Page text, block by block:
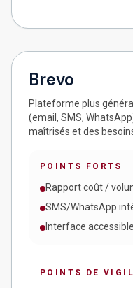
Brevo
Plateforme plus
(email, SMS,
maîtrisés et des
POINTS FORTS
Rapport coût /
SMS/WhatsApp
Interface accessible
POINTS DE